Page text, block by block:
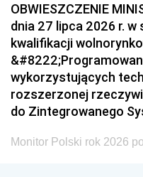
OBWIESZCZENIE
dnia 27 lipca 2026 r. w
kwalifikacji
wykorzystujących
rozszerzonej
do Zintegrowanego
Monitor Polski rok 2026